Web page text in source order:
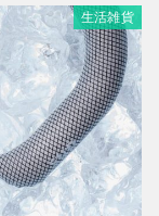
生活雑貨